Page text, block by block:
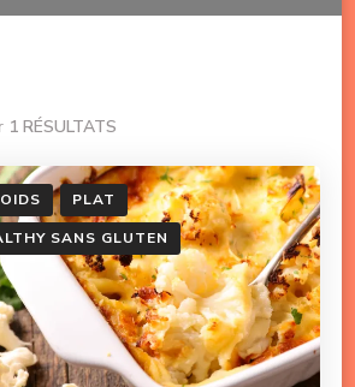
RÉSULTATS
PLAT
SANS GLUTEN